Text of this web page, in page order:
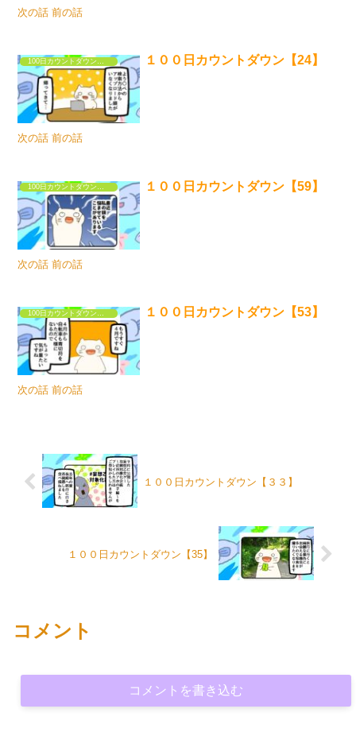
次の話 前の話
１００日カウントダウン【24】
次の話 前の話
100日カウントダウンするだけの漫画① １００日カウントダウン【59】
次の話 前の話
１００日カウントダウン【53】
次の話 前の話
１００日カウントダウン【３３】
１００日カウントダウン【35】
コメント
コメントを書き込む